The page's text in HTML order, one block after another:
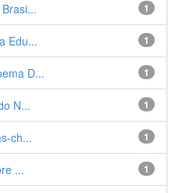
1
1
Edu...
1
D...
1
N...
1
ch...
1
...